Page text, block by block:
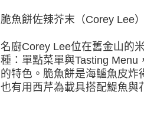
脆魚餅佐辣芥末（Corey Lee
名廚Corey Lee位在舊金山的
種：單點菜單與Tasting
的特色。脆魚餅是海鱸魚皮
也有用西芹為載具搭配鯷魚與